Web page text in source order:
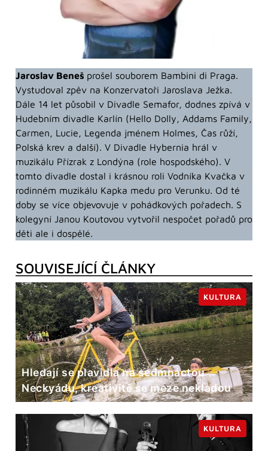
Jaroslav Beneš prošel souborem Bambini di Praga.
Vystudoval zpěv na Konzervatoři Jaroslava Ježka.
Dále 14 let působil v Divadle Semafor, dodnes zpívá v
Hudebním divadle Karlín (Hello Dolly, Addams Family,
Carmen, Lucie, Legenda jménem Holmes, Čas růží,
Polská krev a další). V Divadle Hybernia hrál v
muzikálu Přízrak z Londýna (role hospodského). V
tomto divadle dostal i krásnou roli Vodníka Kvačka v
rodinném muzikálu Kapka medu pro Verunku. Od té
doby se více objevovuje v pohádkových pořadech. S
kolegyní Janou Koutovou vytvořil nespočet pořadů pro
děti ale i dospělé.
SOUVISEJÍCÍ ČLÁNKY
Hledají se plavidla na sedmnáctou
Neckyádu, kreativitě se meze nekladou
KULTURA
KULTURA